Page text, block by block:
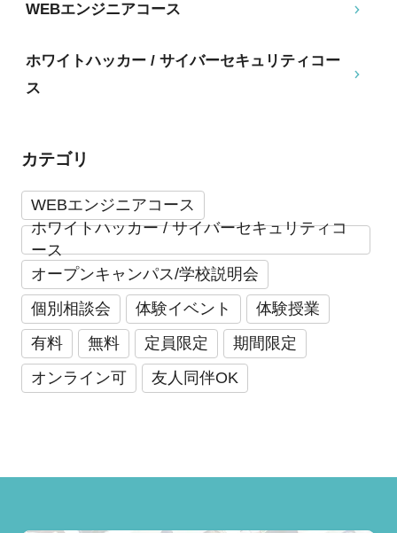
WEBエンジニアコース
ホワイトハッカー / サイバーセキュリティコー
ス
カテゴリ
WEBエンジニアコース
ホワイトハッカー / サイバーセキュリティコ
ース
オープンキャンパス/学校説明会
個別相談会
体験イベント
体験授業
有料
無料 定員限定
期間限定
オンライン可
友人同伴OK